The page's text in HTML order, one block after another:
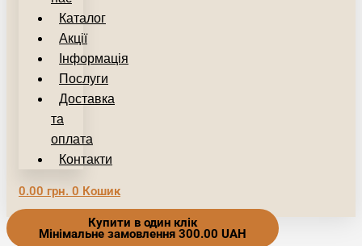
Каталог
Акції
Інформація
Послуги
Доставка
та
оплата
Контакти
0.00 грн. 0 Кошик
Купити в один клік
Мінімальне замовлення 300.00 UAH